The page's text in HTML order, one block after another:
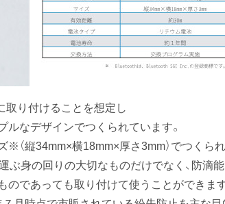
取り付けることを想定し
なデザインでつくられています。
（縦34mm×横18mm×厚さ3mm）でつくられ
ぶ身の回りの大切なものだけでなく、防滴
であっても取り付けて使うことができます